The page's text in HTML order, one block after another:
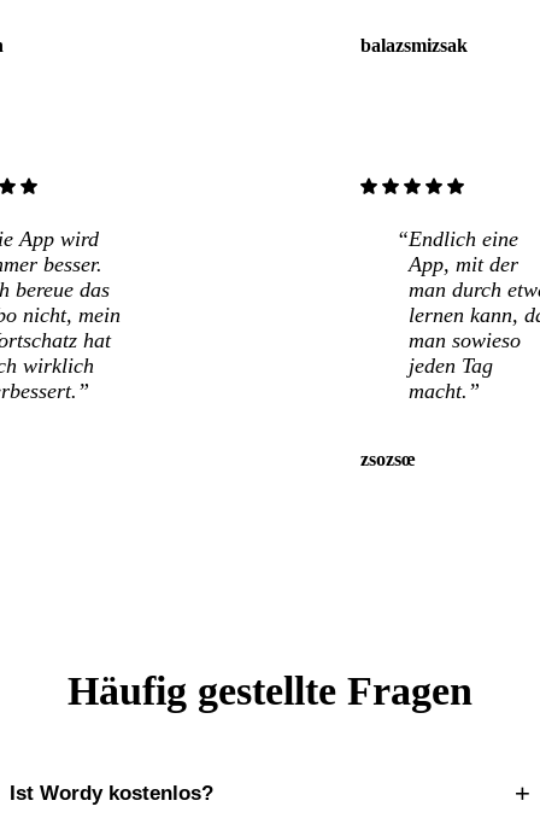
balazsmizsak
star
App wird
besser.
bereue das
nicht, mein
hat
wirklich
starstarstarstarstar
Endlich eine
App, mit der
man durch
lernen kann,
man sowieso
jeden Tag
macht.”
zsozsœ
Häufig gestellte Fragen
Ist Wordy kostenlos? +